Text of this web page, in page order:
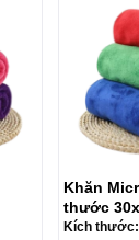
Khăn
thước
Kích thước: